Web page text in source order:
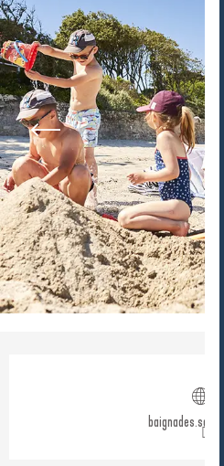
Öffnungszeiten